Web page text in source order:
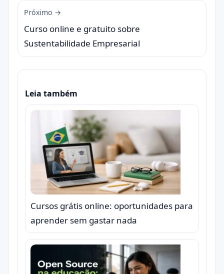
Próximo →
Curso online e gratuito sobre
Sustentabilidade Empresarial
Leia também
Cursos grátis online: oportunidades para
aprender sem gastar nada